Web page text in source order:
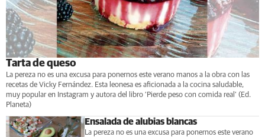
Tarta de queso
La pereza no es una excusa para ponernos este verano manos a la obra con las
recetas de Vicky Fernández. Esta leonesa es aficionada a la cocina saludable,
muy popular en Instagram y autora del libro ‘Pierde peso con comida real’ (Ed.
Planeta)
Ensalada de alubias blancas
La pereza no es una excusa para ponernos este verano